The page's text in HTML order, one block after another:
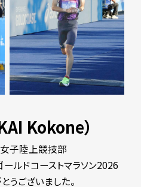
Kokone）
女子陸上競技部
ールドコーストマラソン2026
うございました。